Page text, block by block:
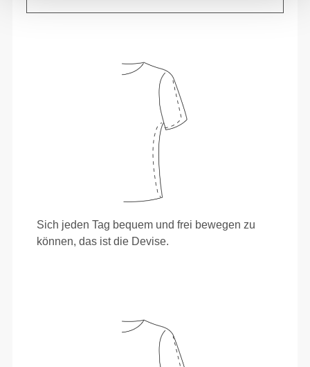
Sich jeden Tag bequem und frei bewegen zu
können, das ist die Devise.